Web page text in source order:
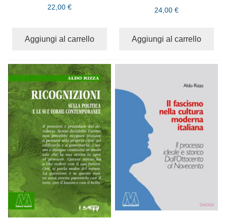
22,00 €
Aggiungi al carrello
24,00 €
Aggiungi al carrello